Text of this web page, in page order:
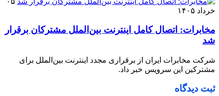
خرداد ۱۴۰۵
مخابرات: اتصال کامل اینترنت بین‌الملل مشترکان برقرار
شد
شرکت مخابرات ایران از برقراری مجدد اینترنت بین‌الملل برای
مشترکین این سرویس‌ خبر داد.
ثبت دیدگاه